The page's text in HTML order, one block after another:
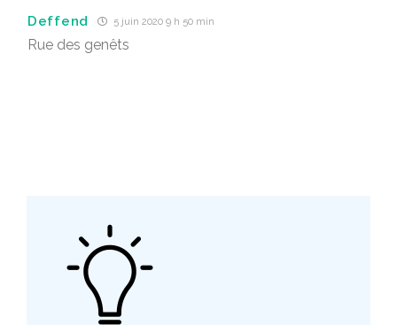
Deffend 5 juin 2020 9 h 50 min
Rue des genêts